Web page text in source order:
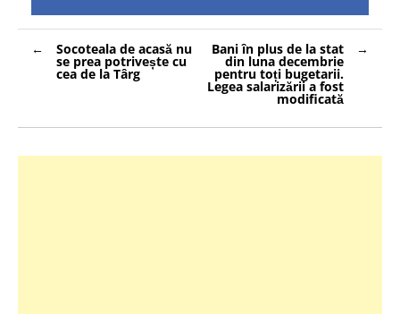
Navigare
în
articole
Socoteala de acasă nu
se prea potrivește cu
cea de la Târg
Bani în plus de la stat
din luna decembrie
pentru toți bugetarii.
Legea salarizării a fost
modificată